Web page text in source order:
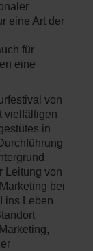
eine Art der
für
eine
von
vielfältigen
in
Leitung von
bei
ins Leben